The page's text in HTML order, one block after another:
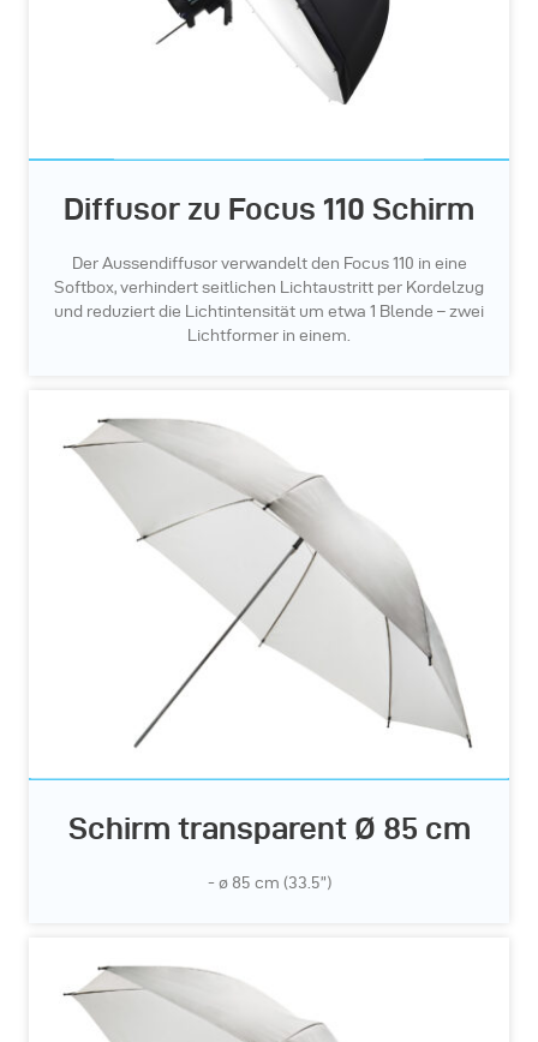
Diffusor zu Focus 110 Schirm
Der Aussendiffusor verwandelt den Focus 110 in eine
Softbox, verhindert seitlichen Lichtaustritt per Kordelzug
und reduziert die Lichtintensität um etwa 1 Blende – zwei
Lichtformer in einem.
Schirm transparent Ø 85 cm
- ø 85 cm (33.5”)